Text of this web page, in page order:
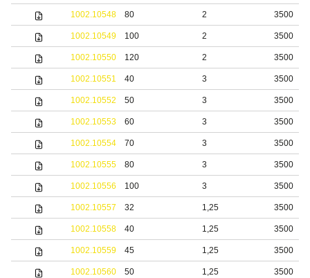
1002.10548 80 2 3500
1002.10549 100 2 3500
1002.10550 120 2 3500
1002.10551 40 3 3500
1002.10552 50 3 3500
1002.10553 60 3 3500
1002.10554 70 3 3500
1002.10555 80 3 3500
1002.10556 100 3 3500
1002.10557 32 1,25 3500
1002.10558 40 1,25 3500
1002.10559 45 1,25 3500
1002.10560 50 1,25 3500